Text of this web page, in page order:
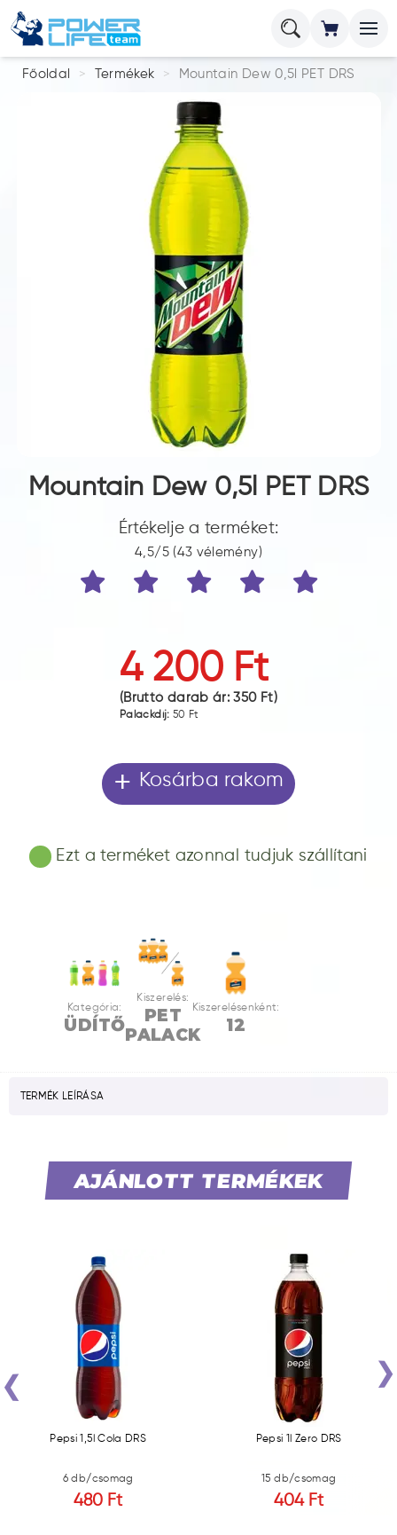
Főoldal Termékek Mountain Dew 0,5l PET DRS
Mountain Dew 0,5l PET DRS
Értékelje a terméket:
4,5/5 (43 vélemény)
4 200 Ft
(Bruttó darab ár:350 Ft)
Palackdíj: 50 Ft
+ Kosárba rakom
Ezt a terméket azonnal tudjuk szállítani
Kategória:
ÜDÍTŐ
Kiszerelés:
PET
PALACK
Kiszerelésenként:
12
TERMÉK LEÍRÁSA
AJÁNLOTT TERMÉKEK
Pepsi 1,5l Cola DRS
6 db/csomag
480 Ft
Pepsi 1l Zero DRS
15 db/csomag
404 Ft
‹ ›